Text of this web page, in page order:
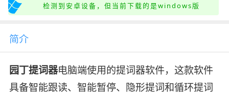
检测到安卓设备，但当前下载的是windows版
简介
园丁提词器电脑端使用的提词器软件，这款软件
具备智能跟读、智能暂停、隐形提词和循环提词